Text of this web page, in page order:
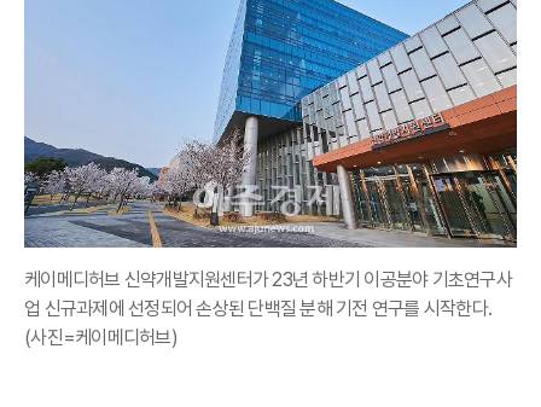
케이메디허브 신약개발지원센터가 23년 하반기 이공분야 기초연구사
업 신규과제에 선정되어 손상된 단백질 분해 기전 연구를 시작한다.
(사진=케이메디허브)